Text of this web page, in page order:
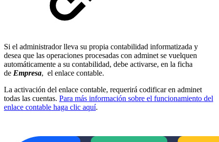
Si el administrador lleva su propia contabilidad informatizada y
desea que las operaciones procesadas con adminet se vuelquen
automáticamente a su contabilidad, debe activarse, en la ficha
de Empresa, el enlace contable.
La activación del enlace contable, requerirá codificar en adminet
todas las cuentas. Para más información sobre el funcionamiento del
enlace contable haga clic aquí.